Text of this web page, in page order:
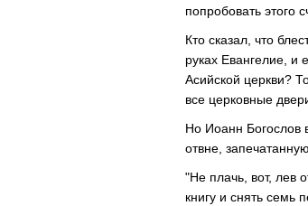
попробовать этогo
Кто сказал, что
руках Евангелие, и
Аcийской церкви?
все церковные
Но Иоанн Богослов
отвне,
"Не плачь, вот, лев
книгу и снять семь